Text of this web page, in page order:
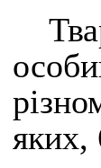
яких,